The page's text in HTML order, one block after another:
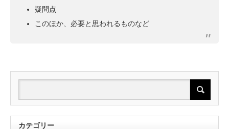
疑問点
このほか、必要と思われるものなど
カテゴリー